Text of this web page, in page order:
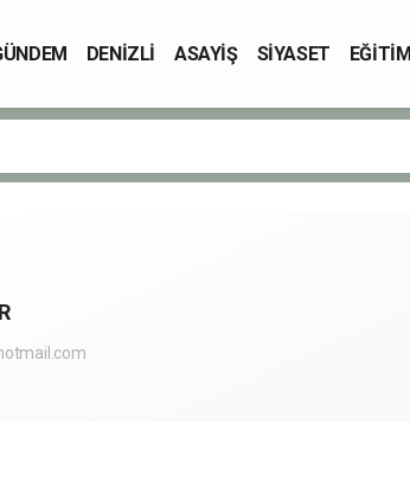
DENİZLİ ASAYİŞ SİYASET EĞİTİM